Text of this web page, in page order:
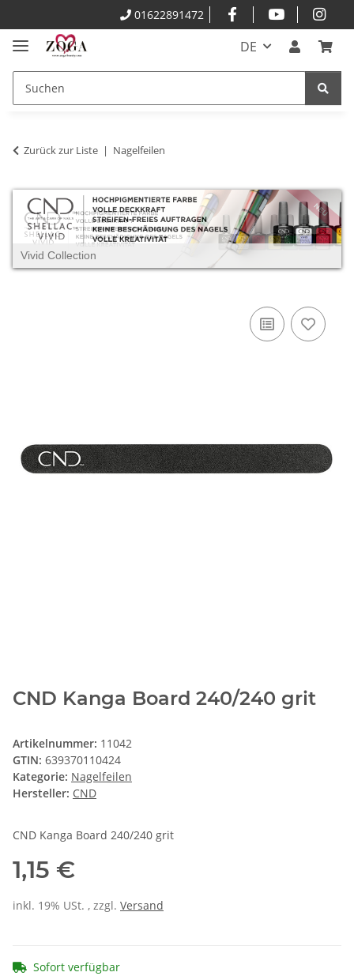
01622891472
DE
Zurück zur Liste Nagelfeilen
Vivid Collection
CND Kanga Board 240/240 grit
Artikelnummer: 11042
GTIN: 639370110424
Kategorie: Nagelfeilen
Hersteller: CND
CND Kanga Board 240/240 grit
1,15 €
inkl. 19% USt. , zzgl. Versand
Sofort verfügbar